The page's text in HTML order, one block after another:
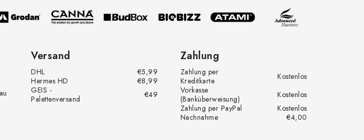
Versand
DHL
€5,99
Hermes HD
€8,99
GEIS -
Palettenversand
€49
Zahlung
Zahlung per
Kreditkarte
Kostenlos
Vorkasse
(Banküberweisung)
Kostenlos
Zahlung per PayPal
Kostenlos
Nachnahme
€4,00